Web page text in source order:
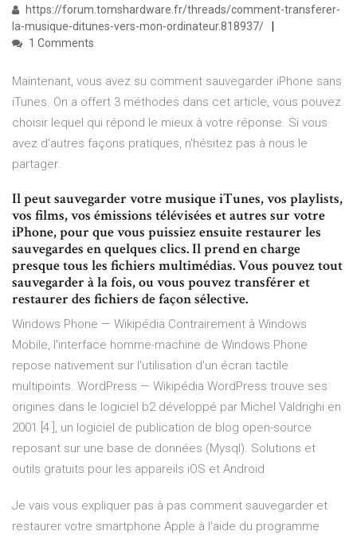
https://forum.tomshardware.fr/threads/comment-transferer-
la-musique-ditunes-vers-mon-ordinateur.818937/
1 Comments
Maintenant, vous avez su comment sauvegarder iPhone sans
iTunes. On a offert 3 méthodes dans cet article, vous pouvez
choisir lequel qui répond le mieux à votre réponse. Si vous
avez d'autres façons pratiques, n'hésitez pas à nous le
partager.
Il peut sauvegarder votre musique iTunes, vos playlists,
vos films, vos émissions télévisées et autres sur votre
iPhone, pour que vous puissiez ensuite restaurer les
sauvegardes en quelques clics. Il prend en charge
presque tous les fichiers multimédias. Vous pouvez tout
sauvegarder à la fois, ou vous pouvez transférer et
restaurer des fichiers de façon sélective.
Windows Phone — Wikipédia Contrairement à Windows
Mobile, l'interface homme-machine de Windows Phone
repose nativement sur l'utilisation d'un écran tactile
multipoints. WordPress — Wikipédia WordPress trouve ses
origines dans le logiciel b2 développé par Michel Valdrighi en
2001 [4 ], un logiciel de publication de blog open-source
reposant sur une base de données (Mysql). Solutions et
outils gratuits pour les appareils iOS et Android
Je vais vous expliquer pas à pas comment sauvegarder et
restaurer votre smartphone Apple à l'aide du programme